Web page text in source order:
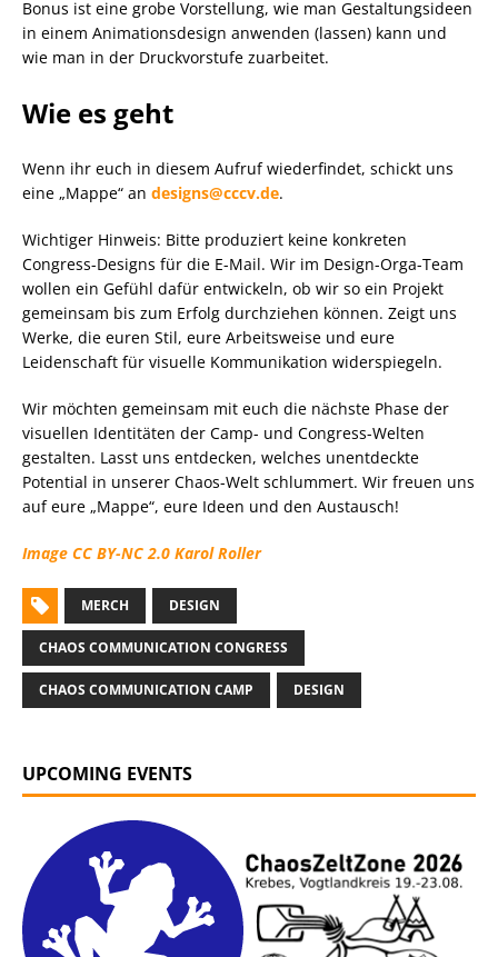
Bonus ist eine grobe Vorstellung, wie man Gestaltungsideen
in einem Animationsdesign anwenden (lassen) kann und
wie man in der Druckvorstufe zuarbeitet.
Wie es geht
Wenn ihr euch in diesem Aufruf wiederfindet, schickt uns
eine „Mappe“ an designs@cccv.de.
Wichtiger Hinweis: Bitte produziert keine konkreten
Congress-Designs für die E-Mail. Wir im Design-Orga-Team
wollen ein Gefühl dafür entwickeln, ob wir so ein Projekt
gemeinsam bis zum Erfolg durchziehen können. Zeigt uns
Werke, die euren Stil, eure Arbeitsweise und eure
Leidenschaft für visuelle Kommunikation widerspiegeln.
Wir möchten gemeinsam mit euch die nächste Phase der
visuellen Identitäten der Camp- und Congress-Welten
gestalten. Lasst uns entdecken, welches unentdeckte
Potential in unserer Chaos-Welt schlummert. Wir freuen uns
auf eure „Mappe“, eure Ideen und den Austausch!
Image CC BY-NC 2.0 Karol Roller
MERCH DESIGN
CHAOS COMMUNICATION CONGRESS
CHAOS COMMUNICATION CAMP DESIGN
UPCOMING EVENTS